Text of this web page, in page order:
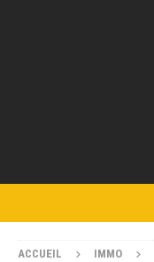
ACCUEIL IMMO